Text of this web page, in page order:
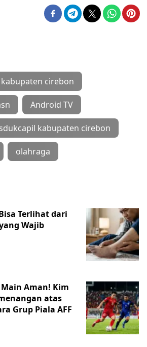
cirebon
Android TV
kabupaten cirebon
olahraga
Terlihat dari
Wajib
Aman! Kim
atas
Grup Piala AFF